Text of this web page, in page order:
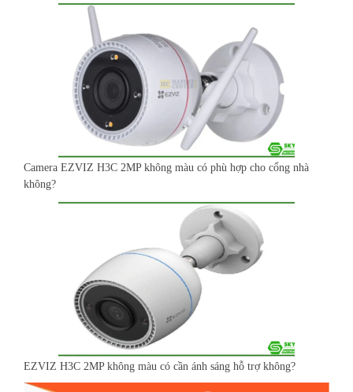
Camera EZVIZ H3C 2MP không màu có phù hợp cho cổng nhà
không?
EZVIZ H3C 2MP không màu có cần ánh sáng hỗ trợ không?